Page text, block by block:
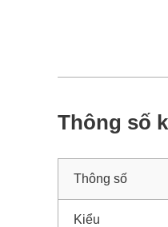
Thông số
Thông số
Kiểu